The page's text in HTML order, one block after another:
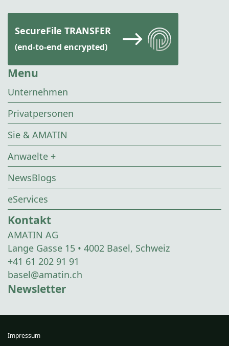
SecureFile TRANSFER
(end-to-end encrypted)
Menu
Unternehmen
Privatpersonen
Sie & AMATIN
Anwaelte +
NewsBlogs
eServices
Kontakt
AMATIN AG
Lange Gasse 15 • 4002 Basel, Schweiz
+41 61 202 91 91
basel@amatin.ch
Newsletter
Impressum